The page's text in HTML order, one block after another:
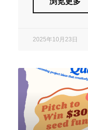
2025年10月23日